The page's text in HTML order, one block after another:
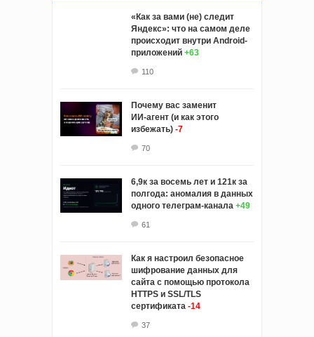
«Как за вами (не) следит
Яндекс»: что на самом деле
происходит внутри Android-
приложений +63
110
Почему вас заменит
ИИ‑агент (и как этого
избежать) -7
70
6,9к за восемь лет и 121к за
полгода: аномалия в данных
одного телеграм-канала +49
61
Как я настроил безопасное
шифрование данных для
сайта с помощью протокола
HTTPS и SSL/TLS
сертификата -14
37